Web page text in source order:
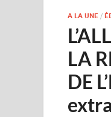
A LA UNE /
LA
DE